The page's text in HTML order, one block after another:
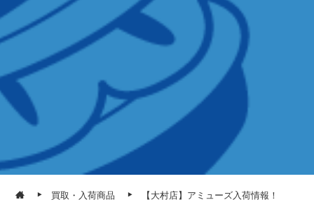
買取・入荷商品 【大村店】アミューズ入荷情報！